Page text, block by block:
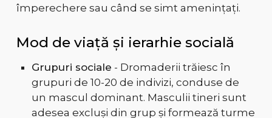
împerechere sau când se simt amenințați.
Mod de viață și ierarhie socială
Grupuri sociale - Dromaderii trăiesc în
grupuri de 10-20 de indivizi, conduse de
un mascul dominant. Masculii tineri sunt
adesea excluși din grup și formează turme